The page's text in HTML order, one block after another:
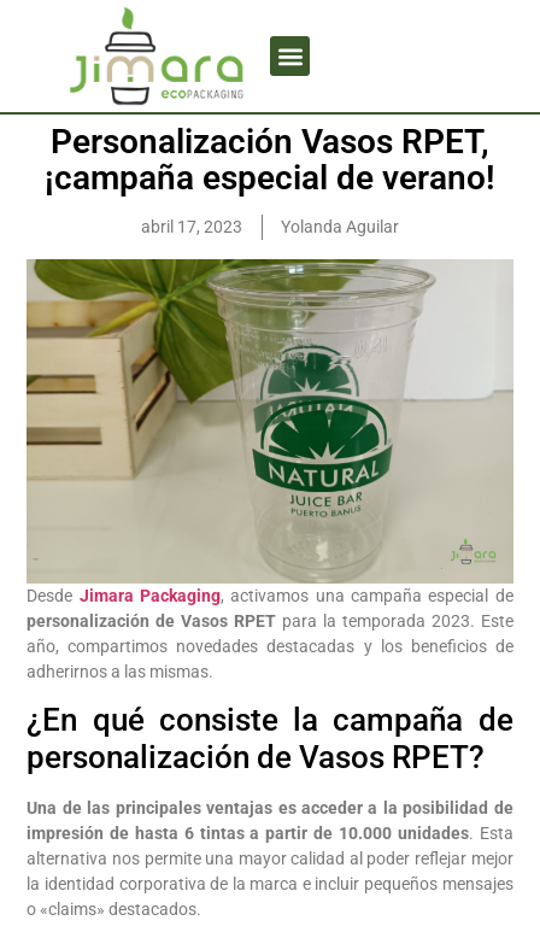
Personalización Vasos RPET,
¡campaña especial de verano!
abril 17, 2023 Yolanda Aguilar
Desde Jimara Packaging, activamos una campaña especial de
personalización de Vasos RPET para la temporada 2023. Este
año, compartimos novedades destacadas y los beneficios de
adherirnos a las mismas.
¿En qué consiste la campaña de
personalización de Vasos RPET?
Una de las principales ventajas es acceder a la posibilidad de
impresión de hasta 6 tintas a partir de 10.000 unidades. Esta
alternativa nos permite una mayor calidad al poder reflejar mejor
la identidad corporativa de la marca e incluir pequeños mensajes
o «claims» destacados.